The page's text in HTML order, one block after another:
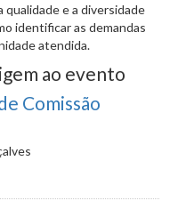
qualidade e a diversidade
identificar as demandas
atendida.
ao evento
Comissão